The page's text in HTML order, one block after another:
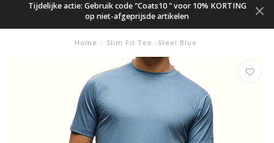
Tijdelijke actie: Gebruik code "Coats10 " voor 10% KORTING
op niet-afgeprijsde artikelen
Home / Slim Fit Tee -Steel Blue